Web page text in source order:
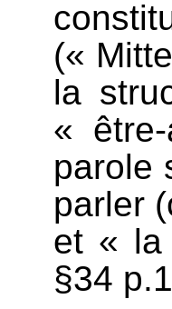
(«
la
«
parole
parler
et « la
§34